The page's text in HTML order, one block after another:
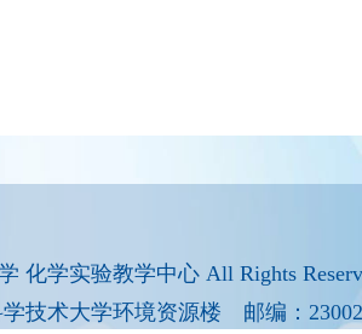
化学实验教学中心 All Rights
技术大学环境资源楼 邮编：